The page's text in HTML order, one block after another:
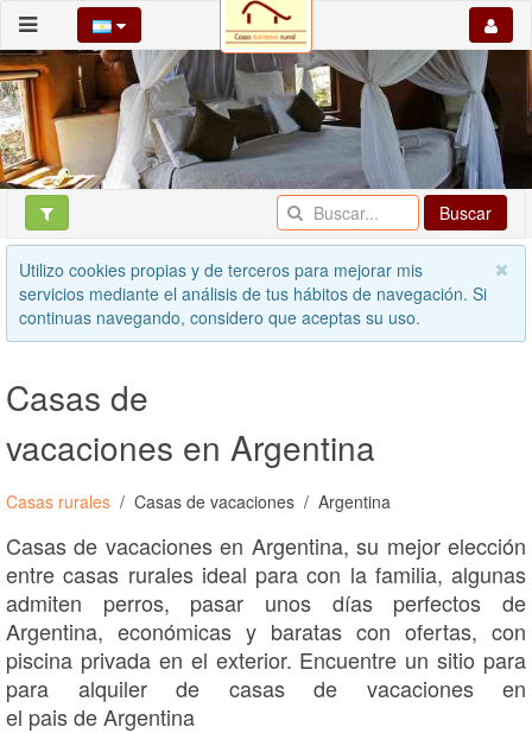
Buscar
Utilizo cookies propias y de terceros para mejorar mis
servicios mediante el análisis de tus hábitos de navegación. Si
continuas navegando, considero que aceptas su uso.
Casas de
vacaciones en Argentina
Casas rurales Casas de vacaciones Argentina
Casas de vacaciones en Argentina, su mejor elección
entre casas rurales ideal para con la familia, algunas
admiten perros, pasar unos días perfectos de
Argentina, económicas y baratas con ofertas, con
piscina privada en el exterior. Encuentre un sitio para
para alquiler de casas de vacaciones en
el pais de Argentina